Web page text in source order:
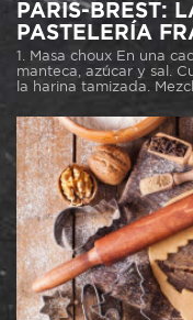
PARIS-BREST:
PASTELERÍA
1. Masa choux En una
manteca, azúcar y sal.
la harina tamizada.